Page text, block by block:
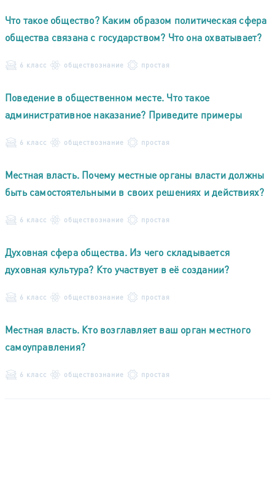
Что такое общество? Каким образом политическая сфера
общества связана с государством? Что она охватывает?
6 класс обществознание простая
Поведение в общественном месте. Что такое
административное наказание? Приведите примеры
6 класс обществознание простая
Местная власть. Почему местные органы власти должны
быть самостоятельными в своих решениях и действиях?
6 класс обществознание простая
Духовная сфера общества. Из чего складывается
духовная культура? Кто участвует в её создании?
6 класс обществознание простая
Местная власть. Кто возглавляет ваш орган местного
самоуправления?
6 класс обществознание простая